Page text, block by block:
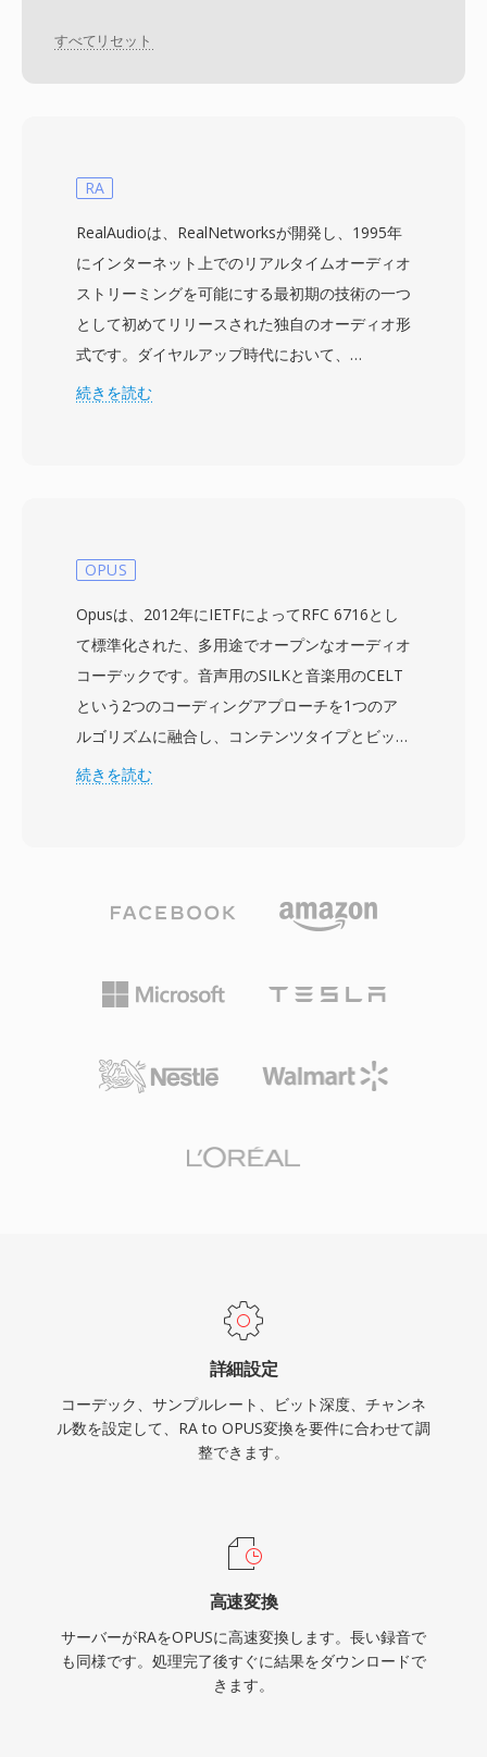
すべてリセット
RA
RealAudioは、RealNetworksが開発し、1995年
にインターネット上でのリアルタイムオーディオ
ストリーミングを可能にする最初期の技術の一つ
として初めてリリースされた独自のオーディオ形
式です。ダイヤルアップ時代において、
RealAudioは真に革命的でした — ファイル全体
ンは14.4 kbpsモデム用の低ビットレート音声コ
のRealAudio 10)はCD品質に近い音質を提供しま
した。RAファイルは固定ビットレートと可変ビ
ットレートのエンコーディング、アダプティブマ
ルチビットレートストリーミング、および不安定
な接続での再生中断を最小限に抑えるバッファリ
ングアルゴリズムをサポートしています。ピーク
プティブビットレートストリーミングのコンセプ
トは、後のHLSやDASHなどの標準に影響を与え
取って代わられましたが、初期のWebラジオか
現在のデバイスでの再生には変換が必要です。
続きを読む
OPUS
Opusは、2012年にIETFによってRFC 6716とし
て標準化された、多用途でオープンなオーディオ
コーデックです。音声用のSILKと音楽用のCELT
という2つのコーディングアプローチを1つのア
ルゴリズムに融合し、コンテンツタイプとビット
レートに基づいてそれらの間をブレンドします。
から510 kbpsのビットレート、最大48 kHzのサ
イズをサポートし、主流のオーディオコーデック
の中で最も低いアルゴリズム遅延を実現していま
す。完全にロイヤリティフリーかつオープンソー
ビットレートで透明な品質を達成し、同等のレー
はすべてリアルタイムオーディオにOpusを使用
続きを読む
詳細設定
コーデック、サンプルレート、ビット深度、チャンネ
ル数を設定して、RA to OPUS変換を要件に合わせて調
整できます。
高速変換
サーバーがRAをOPUSに高速変換します。長い録音で
も同様です。処理完了後すぐに結果をダウンロードで
きます。